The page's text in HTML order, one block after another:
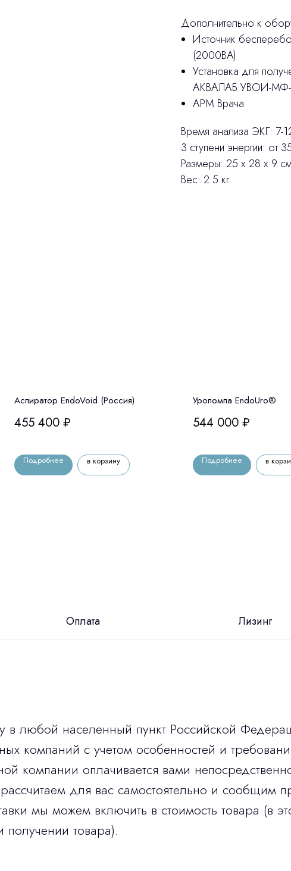
Дополнительно к
Источник
(2000ВA)
Установка для
АКВАЛАБ УВОИ-МФ-
АРМ Врача
Время анализа ЭКГ: 7-
3 ступени энергии:
Размеры: 25 х 28 х 9
Вес: 2.5 кг
Аспиратор EndoVoid (Россия)
455 400 ₽
Подробнее в корзину
Уропомпа EndoUro®
544 000 ₽
Подробнее в
Оплата Лизинг
в любой населенный пункт Российской
компаний с учетом особенностей и
компании оплачивается вами
для вас самостоятельно и сообщим
мы можем включить в стоимость товара (в
получении товара).